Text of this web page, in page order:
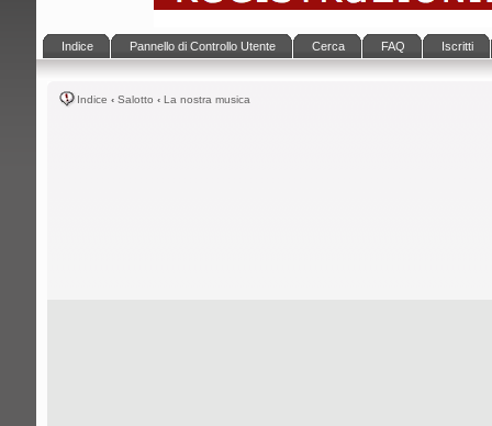
Indice Pannello di Controllo Utente Cerca FAQ Iscritti
Indice ‹ Salotto ‹ La nostra musica